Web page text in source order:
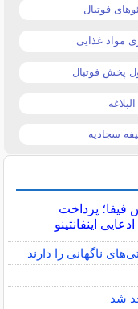
فوتبال
مواد غذایی
پخش فوتبال
سجادیه
فیفا؛ پرداخت
اینفانتینو
ناگهانی را دارند